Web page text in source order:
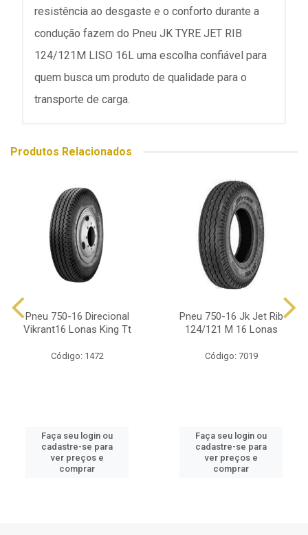
resistência ao desgaste e o conforto durante a
condução fazem do Pneu JK TYRE JET RIB
124/121M LISO 16L uma escolha confiável para
quem busca um produto de qualidade para o
transporte de carga.
Produtos Relacionados
Pneu 750-16 Direcional
Vikrant16 Lonas King Tt
Código: 1472
Faça seu login ou
cadastre-se para
ver preços e
comprar
Pneu 750-16 Jk Jet Rib
124/121 M 16 Lonas
Código: 7019
Faça seu login ou
cadastre-se para
ver preços e
comprar